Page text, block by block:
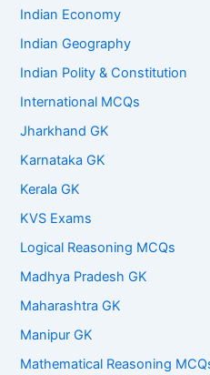
Indian Economy
Indian Geography
Indian Polity & Constitution
International MCQs
Jharkhand GK
Karnataka GK
Kerala GK
KVS Exams
Logical Reasoning MCQs
Madhya Pradesh GK
Maharashtra GK
Manipur GK
Mathematical Reasoning